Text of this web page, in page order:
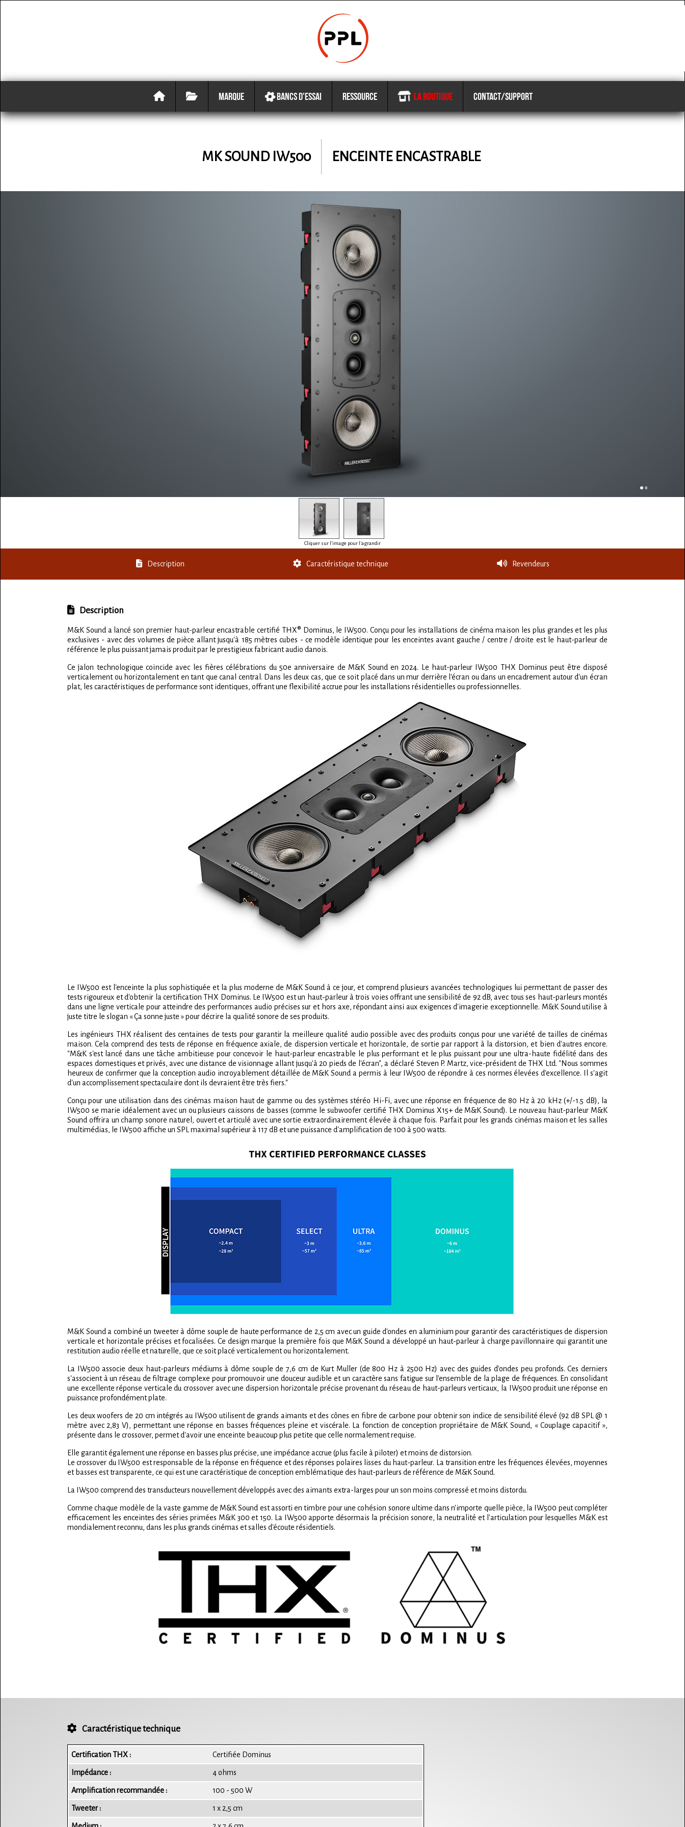
MARQUE BANCS D'ESSAI RESSOURCE LA BOUTIQUE CONTACT/SUPPORT
MK SOUND IW500 ENCEINTE ENCASTRABLE
Cliquer sur l'image pour l'agrandir
Description Caractéristique technique Revendeurs
Description
M&K Sound a lancé son premier haut-parleur encastrable certifié THX® Dominus, le IW500. Conçu pour les installations de cinéma maison les plus grandes et les plus
exclusives - avec des volumes de pièce allant jusqu'à 185 mètres cubes - ce modèle identique pour les enceintes avant gauche / centre / droite est le haut-parleur de
référence le plus puissant jamais produit par le prestigieux fabricant audio danois.
Ce jalon technologique coïncide avec les fières célébrations du 50e anniversaire de M&K Sound en 2024. Le haut-parleur IW500 THX Dominus peut être disposé
verticalement ou horizontalement en tant que canal central. Dans les deux cas, que ce soit placé dans un mur derrière l'écran ou dans un encadrement autour d'un écran
plat, les caractéristiques de performance sont identiques, offrant une flexibilité accrue pour les installations résidentielles ou professionnelles.
Le IW500 est l'enceinte la plus sophistiquée et la plus moderne de M&K Sound à ce jour, et comprend plusieurs avancées technologiques lui permettant de passer des
tests rigoureux et d'obtenir la certification THX Dominus. Le IW500 est un haut-parleur à trois voies offrant une sensibilité de 92 dB, avec tous ses haut-parleurs montés
dans une ligne verticale pour atteindre des performances audio précises sur et hors axe, répondant ainsi aux exigences d'imagerie exceptionnelle. M&K Sound utilise à
juste titre le slogan « Ça sonne juste » pour décrire la qualité sonore de ses produits.
Les ingénieurs THX réalisent des centaines de tests pour garantir la meilleure qualité audio possible avec des produits conçus pour une variété de tailles de cinémas
maison. Cela comprend des tests de réponse en fréquence axiale, de dispersion verticale et horizontale, de sortie par rapport à la distorsion, et bien d'autres encore.
"M&K s'est lancé dans une tâche ambitieuse pour concevoir le haut-parleur encastrable le plus performant et le plus puissant pour une ultra-haute fidélité dans des
espaces domestiques et privés, avec une distance de visionnage allant jusqu'à 20 pieds de l'écran", a déclaré Steven P. Martz, vice-président de THX Ltd. "Nous sommes
heureux de confirmer que la conception audio incroyablement détaillée de M&K Sound a permis à leur IW500 de répondre à ces normes élevées d'excellence. Il s'agit
d'un accomplissement spectaculaire dont ils devraient être très fiers."
Conçu pour une utilisation dans des cinémas maison haut de gamme ou des systèmes stéréo Hi-Fi, avec une réponse en fréquence de 80 Hz à 20 kHz (+/-1.5 dB), la
IW500 se marie idéalement avec un ou plusieurs caissons de basses (comme le subwoofer certifié THX Dominus X15+ de M&K Sound). Le nouveau haut-parleur M&K
Sound offrira un champ sonore naturel, ouvert et articulé avec une sortie extraordinairement élevée à chaque fois. Parfait pour les grands cinémas maison et les salles
multimédias, le IW500 affiche un SPL maximal supérieur à 117 dB et une puissance d'amplification de 100 à 500 watts.
M&K Sound a combiné un tweeter à dôme souple de haute performance de 2,5 cm avec un guide d'ondes en aluminium pour garantir des caractéristiques de dispersion
verticale et horizontale précises et focalisées. Ce design marque la première fois que M&K Sound a développé un haut-parleur à charge pavillonnaire qui garantit une
restitution audio réelle et naturelle, que ce soit placé verticalement ou horizontalement.
La IW500 associe deux haut-parleurs médiums à dôme souple de 7,6 cm de Kurt Muller (de 800 Hz à 2500 Hz) avec des guides d'ondes peu profonds. Ces derniers
s'associent à un réseau de filtrage complexe pour promouvoir une douceur audible et un caractère sans fatigue sur l'ensemble de la plage de fréquences. En consolidant
une excellente réponse verticale du crossover avec une dispersion horizontale précise provenant du réseau de haut-parleurs verticaux, la IW500 produit une réponse en
puissance profondément plate.
Les deux woofers de 20 cm intégrés au IW500 utilisent de grands aimants et des cônes en fibre de carbone pour obtenir son indice de sensibilité élevé (92 dB SPL @ 1
mètre avec 2,83 V), permettant une réponse en basses fréquences pleine et viscérale. La fonction de conception propriétaire de M&K Sound, « Couplage capacitif »,
présente dans le crossover, permet d'avoir une enceinte beaucoup plus petite que celle normalement requise.
Elle garantit également une réponse en basses plus précise, une impédance accrue (plus facile à piloter) et moins de distorsion.
Le crossover du IW500 est responsable de la réponse en fréquence et des réponses polaires lisses du haut-parleur. La transition entre les fréquences élevées, moyennes
et basses est transparente, ce qui est une caractéristique de conception emblématique des haut-parleurs de référence de M&K Sound.
La IW500 comprend des transducteurs nouvellement développés avec des aimants extra-larges pour un son moins compressé et moins distordu.
Comme chaque modèle de la vaste gamme de M&K Sound est assorti en timbre pour une cohésion sonore ultime dans n'importe quelle pièce, la IW500 peut compléter
efficacement les enceintes des séries primées M&K 300 et 150. La IW500 apporte désormais la précision sonore, la neutralité et l'articulation pour lesquelles M&K est
mondialement reconnu, dans les plus grands cinémas et salles d'écoute résidentiels.
Caractéristique technique
Certification THX : Certifiée Dominus
Impédance : 4 ohms
Amplification recommandée : 100 - 500 W
Tweeter : 1 x 2,5 cm